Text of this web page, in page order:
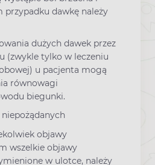
przypadku dawkę należy
dużych dawek przez
(zwykle tylko w leczeniu
u pacjenta mogą
równowagi
biegunki.
niepożądanych
objawy
wszelkie objawy
w ulotce, należy